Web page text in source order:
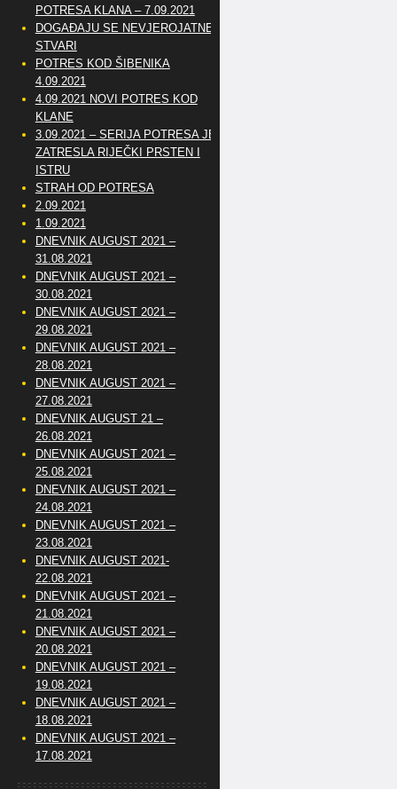
POTRESA KLANA – 7.09.2021
DOGAĐAJU SE NEVJEROJATNE
STVARI
POTRES KOD ŠIBENIKA
4.09.2021
4.09.2021 NOVI POTRES KOD
KLANE
3.09.2021 – SERIJA POTRESA JE
ZATRESLA RIJEČKI PRSTEN I
ISTRU
STRAH OD POTRESA
2.09.2021
1.09.2021
DNEVNIK AUGUST 2021 –
31.08.2021
DNEVNIK AUGUST 2021 –
30.08.2021
DNEVNIK AUGUST 2021 –
29.08.2021
DNEVNIK AUGUST 2021 –
28.08.2021
DNEVNIK AUGUST 2021 –
27.08.2021
DNEVNIK AUGUST 21 –
26.08.2021
DNEVNIK AUGUST 2021 –
25.08.2021
DNEVNIK AUGUST 2021 –
24.08.2021
DNEVNIK AUGUST 2021 –
23.08.2021
DNEVNIK AUGUST 2021-
22.08.2021
DNEVNIK AUGUST 2021 –
21.08.2021
DNEVNIK AUGUST 2021 –
20.08.2021
DNEVNIK AUGUST 2021 –
19.08.2021
DNEVNIK AUGUST 2021 –
18.08.2021
DNEVNIK AUGUST 2021 –
17.08.2021